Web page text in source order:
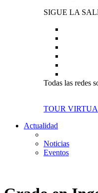
SIGUE LA
Todas las redes
TOUR
Actualidad
Noticias
Eventos